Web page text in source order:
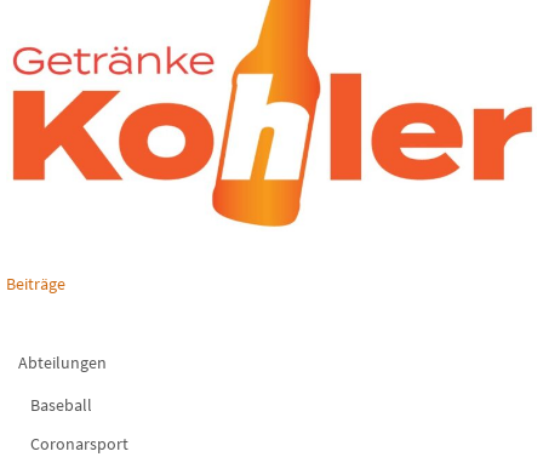
Beiträge
Abteilungen
Baseball
Coronarsport